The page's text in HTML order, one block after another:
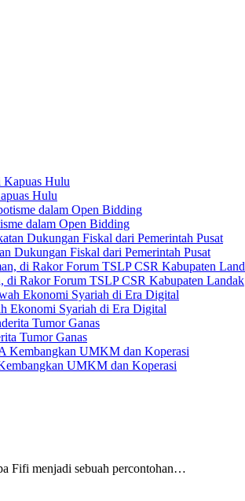
Hulu
dalam Open Bidding
Dukungan Fiskal dari Pemerintah Pusat
di Rakor Forum TSLP CSR Kabupaten Landak
Ekonomi Syariah di Era Digital
Tumor Ganas
UMKM dan Koperasi
Fifi menjadi sebuah percontohan…